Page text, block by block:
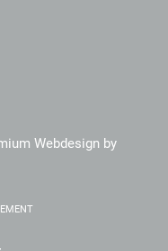
Webdesign by